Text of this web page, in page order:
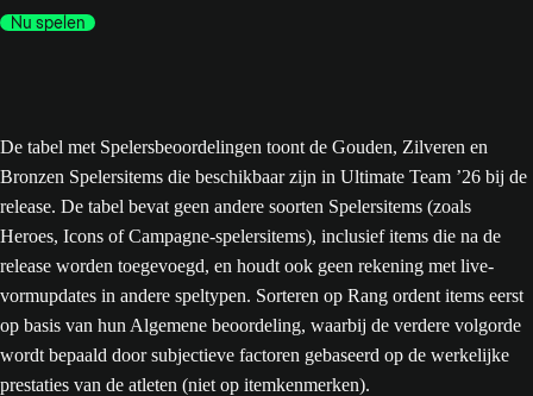
Nu spelen
De tabel met Spelersbeoordelingen toont de Gouden, Zilveren en
Bronzen Spelersitems die beschikbaar zijn in Ultimate Team ’26 bij de
release. De tabel bevat geen andere soorten Spelersitems (zoals
Heroes, Icons of Campagne-spelersitems), inclusief items die na de
release worden toegevoegd, en houdt ook geen rekening met live-
vormupdates in andere speltypen. Sorteren op Rang ordent items eerst
op basis van hun Algemene beoordeling, waarbij de verdere volgorde
wordt bepaald door subjectieve factoren gebaseerd op de werkelijke
prestaties van de atleten (niet op itemkenmerken).